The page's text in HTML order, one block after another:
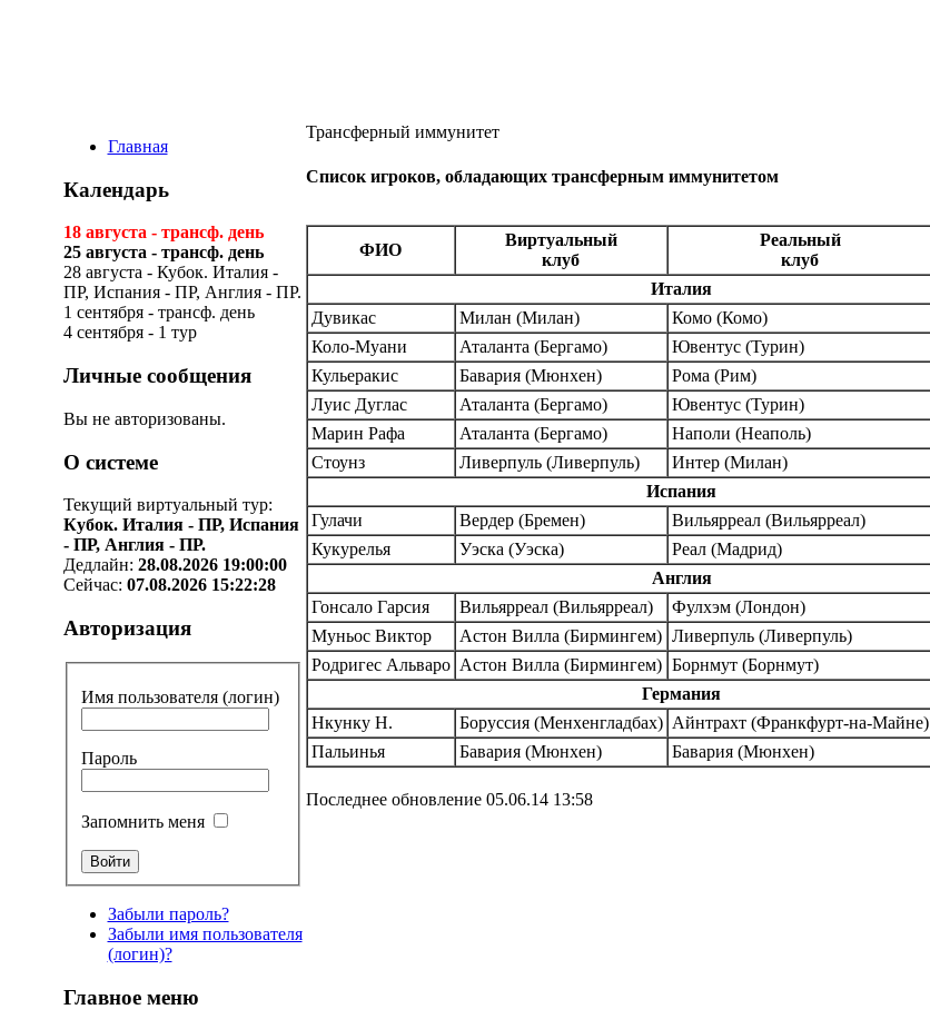
Главная
Календарь
18 августа - трансф. день
25 августа - трансф. день
28 августа - Кубок. Италия -
ПР, Испания - ПР, Англия - ПР.
1 сентября - трансф. день
4 сентября - 1 тур
Личные сообщения
Вы не авторизованы.
О системе
Текущий виртуальный тур:
Кубок. Италия - ПР, Испания
- ПР, Англия - ПР.
Дедлайн: 28.08.2026 19:00:00
Сейчас: 07.08.2026 15:22:28
Авторизация
Имя пользователя (логин)
Пароль
Запомнить меня
Забыли пароль?
Забыли имя пользователя
(логин)?
Главное меню
Трансферный иммунитет
Список игроков, обладающих трансферным иммунитетом
ФИО
Виртуальный
клуб
Реальный
клуб
Италия
Дувикас
Милан (Милан) Комо (Комо)
Коло-Муани
Аталанта (Бергамо) Ювентус (Турин)
Кульеракис
Бавария (Мюнхен) Рома (Рим)
Луис Дуглас
Аталанта (Бергамо) Ювентус (Турин)
Марин Рафа
Аталанта (Бергамо) Наполи (Неаполь)
Стоунз
Ливерпуль (Ливерпуль) Интер (Милан)
Испания
Гулачи
Вердер (Бремен) Вильярреал (Вильярреал)
Кукурелья
Уэска (Уэска) Реал (Мадрид)
Англия
Гонсало Гарсия
Вильярреал (Вильярреал) Фулхэм (Лондон)
Муньос Виктор
Астон Вилла (Бирмингем) Ливерпуль (Ливерпуль)
Родригес Альваро Астон Вилла (Бирмингем) Борнмут (Борнмут)
Германия
Нкунку Н.
Боруссия (Менхенгладбах) Айнтрахт (Франкфурт-на-Майне)
Пальинья
Бавария (Мюнхен) Бавария (Мюнхен)
Последнее обновление 05.06.14 13:58